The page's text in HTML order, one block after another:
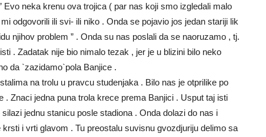
neka krenu ova trojica ( par nas koji smo izgledali malo
odgovorili ili svi- ili niko . Onda se pojavio jos jedan stariji lik
njihov problem ” . Onda su nas poslali da se naoruzamo , tj.
. Zadatak nije bio nimalo tezak , jer je u blizini bilo neko
da `zazidamo`pola Banjice .
na trolu u pravcu studenjaka . Bilo nas je otprilike po
. Znaci jedna puna trola krece prema Banjici . Usput taj isti
jednu stanicu posle stadiona . Onda dolazi do nas i
i vrti glavom . Tu preostalu suvisnu gvozdjuriju delimo sa